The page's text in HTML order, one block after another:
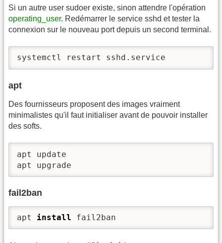
Si un autre user sudoer existe, sinon attendre l'opération
operating_user. Redémarrer le service sshd et tester la
connexion sur le nouveau port depuis un second terminal.
systemctl restart sshd.service
apt
Des fournisseurs proposent des images vraiment
minimalistes qu'il faut initialiser avant de pouvoir installer
des softs.
apt update
apt upgrade
fail2ban
apt install fail2ban